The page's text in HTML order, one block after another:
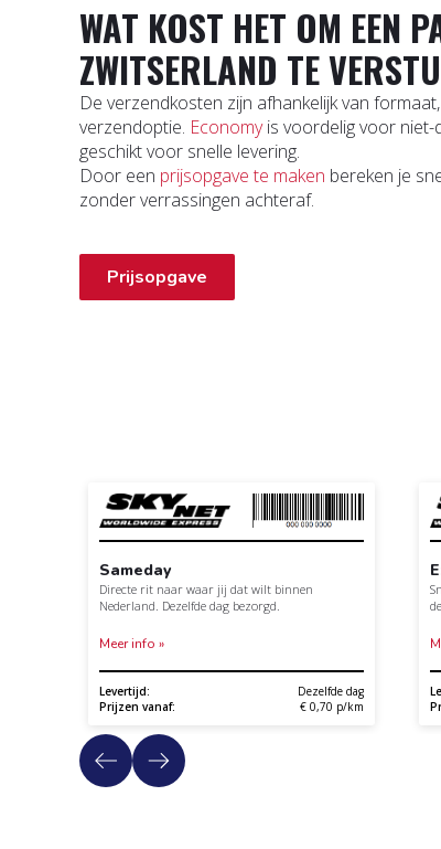
WAT KOST HET OM EEN
ZWITSERLAND TE
De verzendkosten zijn afhankelijk van
verzendoptie. Economyis voordelig voor
geschikt voor snelle levering.
Door een prijsopgave te maken bereken je
zonder verrassingen achteraf.
Prijsopgave
Sameday
Directe rit naar waar jij dat wilt binnen
Nederland. Dezelfde dag bezorgd.
Meer info »
Levertijd:
Dezelfde dag
Prijzen vanaf:
€ 0,70 p/km